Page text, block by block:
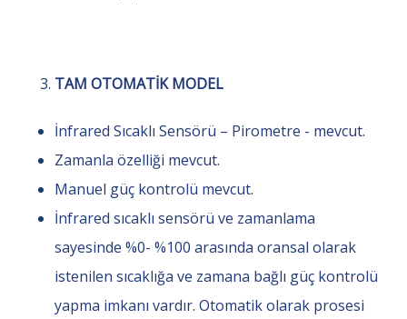
TAM OTOMATİK MODEL
İnfrared Sıcaklı Sensörü – Pirometre - mevcut.
Zamanla özelliği mevcut.
Manuel güç kontrolü mevcut.
İnfrared sıcaklı sensörü ve zamanlama
sayesinde %0- %100 arasında oransal olarak
istenilen sıcaklığa ve zamana bağlı güç kontrolü
yapma imkanı vardır. Otomatik olarak prosesi